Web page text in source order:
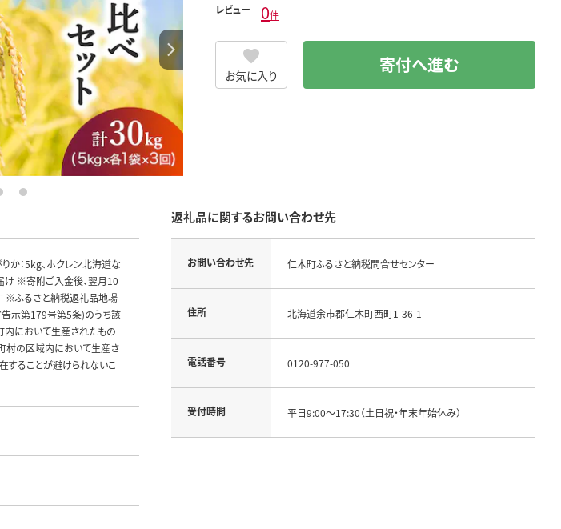
4 5
レビュー 0件
お気に入り 寄付へ進む
か：5kg、ホクレン北海道な
け ※寄附ご入金後、翌月10
※ふるさと納税返礼品地場
示第179号第5条)のうち該
内において生産されたもの
村の区域内において生産さ
することが避けられないこ
返礼品に関するお問い合わせ先
お問い合わせ先 仁木町ふるさと納税問合せセンター
住所 北海道余市郡仁木町西町1-36-1
電話番号 0120-977-050
受付時間 平日9:00～17:30（土日祝・年末年始休み）